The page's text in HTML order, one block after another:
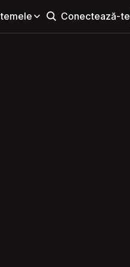
Conectează-te